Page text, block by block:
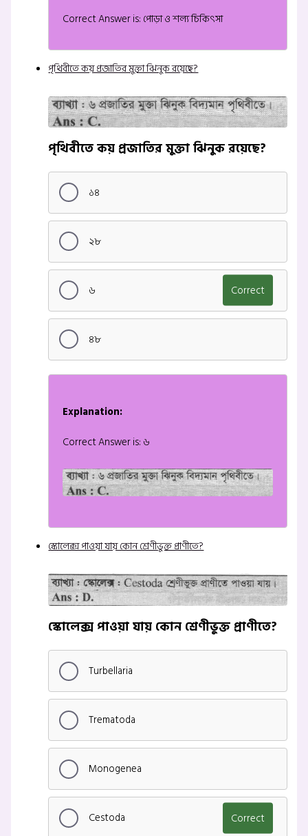
Correct Answer is: পোড়া ও শল্য চিকিৎসা
পৃথিবীতে কয় প্রজাতির মুক্তা ঝিনুক রয়েছে?
পৃথিবীতে কয় প্রজাতির মুক্তা ঝিনুক রয়েছে?
১৪
২৮
৬ Correct
৪৮
Explanation:
Correct Answer is: ৬
স্কোলেক্স পাওয়া যায় কোন শ্রেণীভুক্ত প্রাণীতে?
স্কোলেক্স পাওয়া যায় কোন শ্রেণীভুক্ত প্রাণীতে?
Turbellaria
Trematoda
Monogenea
Cestoda Correct